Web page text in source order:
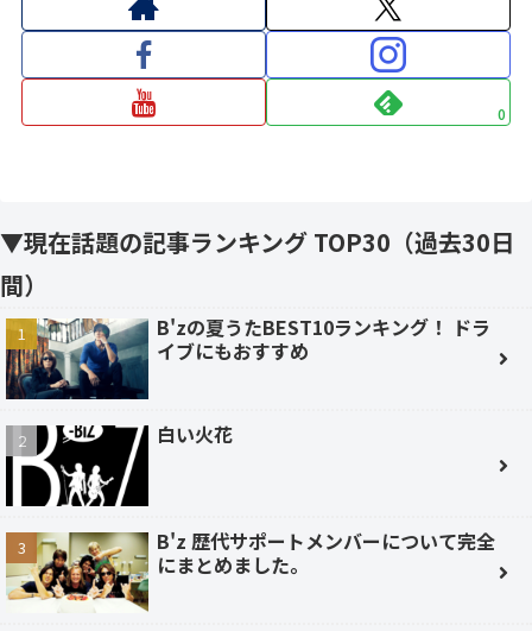
0
▼現在話題の記事ランキング TOP30（過去30日
間）
B'zの夏うたBEST10ランキング！ ドラ
イブにもおすすめ
白い火花
B'z 歴代サポートメンバーについて完全
にまとめました。